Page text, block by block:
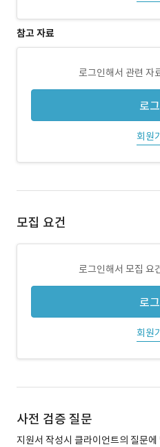
참고 자료
로그인해서 관련 자
로
회원
모집 요건
로그인해서 모집 요
로
회원
사전 검증 질문
지원서 작성시 클라이언트의 질문에